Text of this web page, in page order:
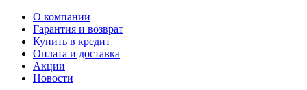
О компании
Гарантия и возврат
Купить в кредит
Оплата и доставка
Акции
Новости